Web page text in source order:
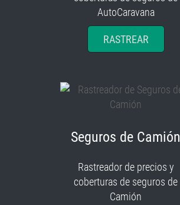
AutoCaravana
RASTREAR
Seguros de Camión
Rastreador de precios y
coberturas de seguros de
Camión